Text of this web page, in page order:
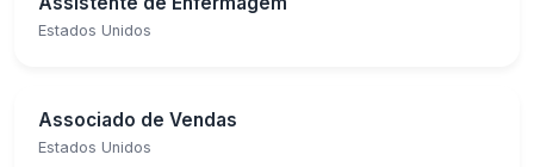
Estados Unidos
Associado de Vendas
Estados Unidos